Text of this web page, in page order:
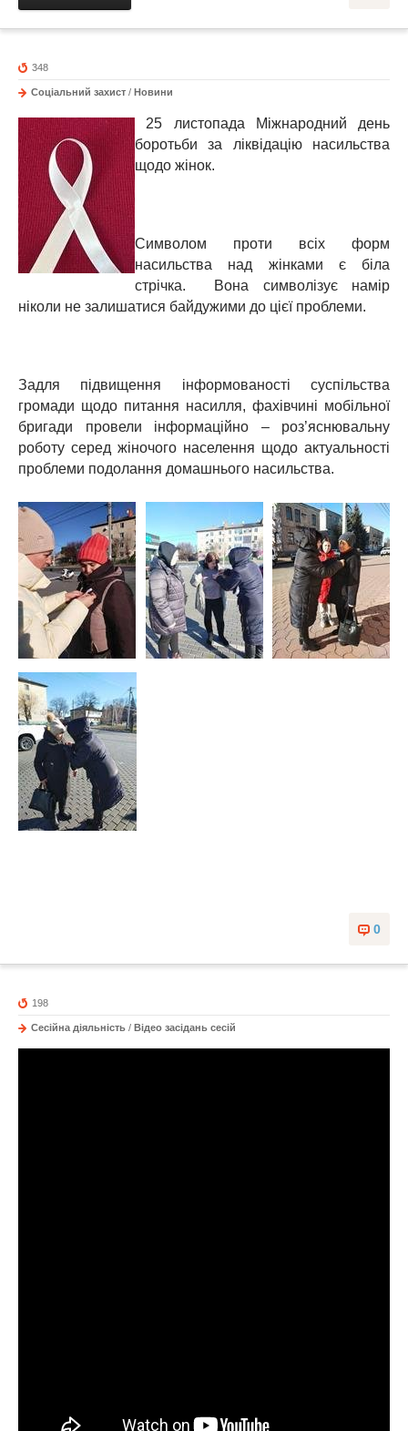
348
Соціальний захист / Новини
25 листопада Міжнародний день
боротьби за ліквідацію насильства
щодо жінок.
Символом проти всіх форм
насильства над жінками є біла
стрічка. Вона символізує намір
ніколи не залишатися байдужими до цієї проблеми.
Задля підвищення інформованості суспільства
громади щодо питання насилля, фахівчині мобільної
бригади провели інформаційно – роз’яснювальну
роботу серед жіночого населення щодо актуальності
проблеми подолання домашнього насильства.
0
198
Сесійна діяльність / Відео засідань сесій